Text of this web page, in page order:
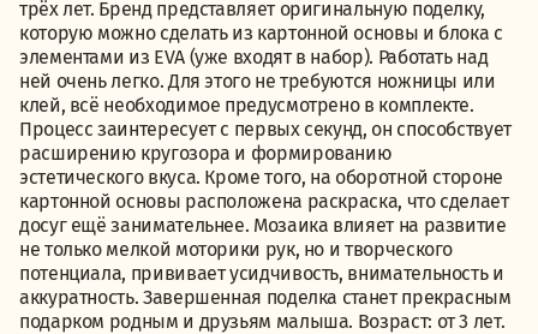
трёх лет. Бренд представляет оригинальную поделку,
которую можно сделать из картонной основы и блока с
элементами из EVA (уже входят в набор). Работать над
ней очень легко. Для этого не требуются ножницы или
клей, всё необходимое предусмотрено в комплекте.
Процесс заинтересует с первых секунд, он способствует
расширению кругозора и формированию
эстетического вкуса. Кроме того, на оборотной стороне
картонной основы расположена раскраска, что сделает
досуг ещё занимательнее. Мозаика влияет на развитие
не только мелкой моторики рук, но и творческого
потенциала, прививает усидчивость, внимательность и
аккуратность. Завершенная поделка станет прекрасным
подарком родным и друзьям малыша. Возраст: от 3 лет.